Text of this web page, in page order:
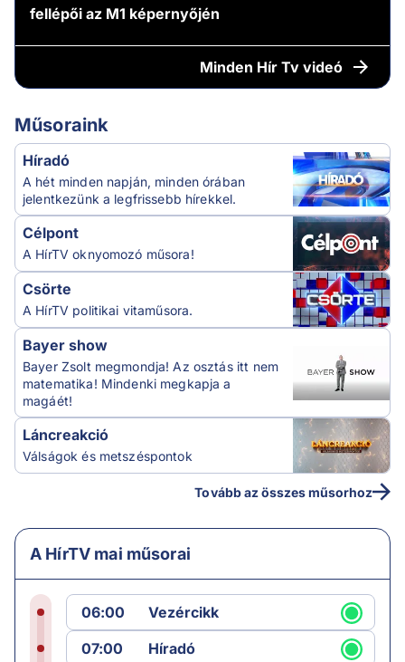
fellépői az M1 képernyőjén
Minden Hír Tv videó
Műsoraink
Híradó
A hét minden napján, minden órában
jelentkezünk a legfrissebb hírekkel.
Célpont
A HírTV oknyomozó műsora!
Csörte
A HírTV politikai vitaműsora.
Bayer show
Bayer Zsolt megmondja! Az osztás itt nem
matematika! Mindenki megkapja a
magáét!
Láncreakció
Válságok és metszéspontok
Tovább az összes műsorhoz
A HírTV mai műsorai
06:00
Vezércikk
07:00
Híradó